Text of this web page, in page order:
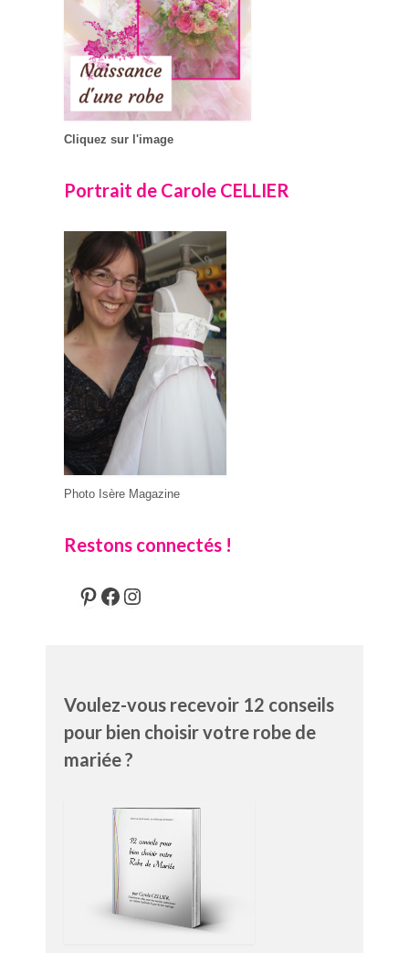
Cliquez sur l'image
Portrait de Carole CELLIER
Photo Isère Magazine
Restons connectés !
Pinterest
Facebook
Instagram
Voulez-vous recevoir 12 conseils
pour bien choisir votre robe de
mariée ?